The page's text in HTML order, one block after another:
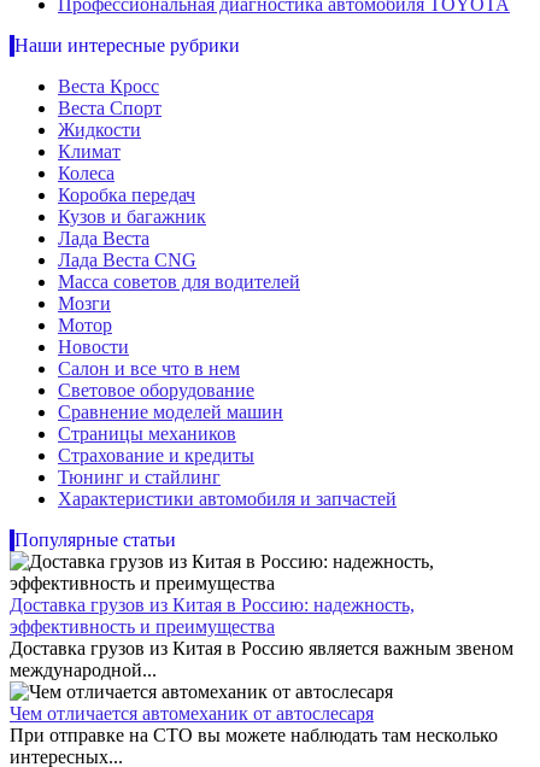
Профессиональная диагностика автомобиля TOYOTA
Наши интересные рубрики
Веста Кросс
Веста Спорт
Жидкости
Климат
Колеса
Коробка передач
Кузов и багажник
Лада Веста
Лада Веста CNG
Масса советов для водителей
Мозги
Мотор
Новости
Салон и все что в нем
Световое оборудование
Сравнение моделей машин
Страницы механиков
Страхование и кредиты
Тюнинг и стайлинг
Характеристики автомобиля и запчастей
Популярные статьи
Доставка грузов из Китая в Россию: надежность,
эффективность и преимущества
Доставка грузов из Китая в Россию является важным звеном
международной...
Чем отличается автомеханик от автослесаря
При отправке на СТО вы можете наблюдать там несколько
интересных...